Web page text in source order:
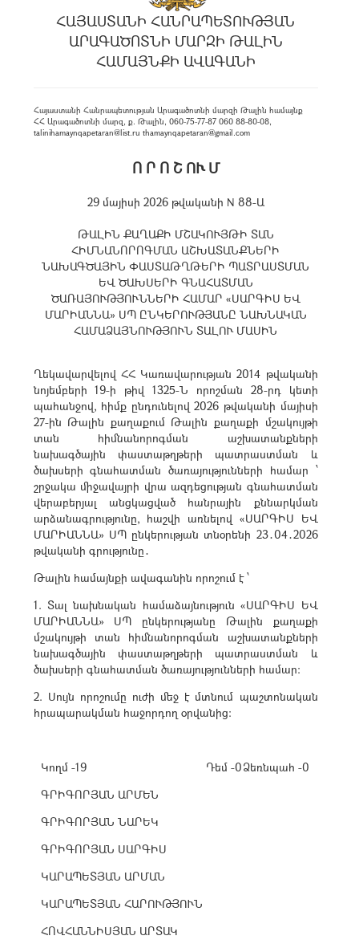
ՀԱՅԱՍՏԱՆԻ ՀԱՆՐԱՊԵՏՈՒԹՅԱՆ
ԱՐԱԳԱԾՈՏՆԻ ՄԱՐԶԻ ԹԱԼԻՆ
ՀԱՄԱՅՆՔԻ ԱՎԱԳԱՆԻ
Հայաստանի Հանրապետության Արագածոտնի մարզի Թալին համայնք
ՀՀ Արագածոտնի մարզ, ք. Թալին, 060-75-77-87 060 88-80-08,
talinihamaynqapetaran@list.ru thamaynqapetaran@gmail.com
Ո Ր Ո Շ ՈՒ Մ
29 մայիսի 2026 թվականի N 88-Ա
ԹԱԼԻՆ ՔԱՂԱՔԻ ՄՇԱԿՈՒՅԹԻ ՏԱՆ
ՀԻՄՆԱՆՈՐՈԳՄԱՆ ԱՇԽԱՏԱՆՔՆԵՐԻ
ՆԱԽԱԳԾԱՅԻՆ ՓԱՍՏԱԹՂԹԵՐԻ ՊԱՏՐԱՍՏՄԱՆ
ԵՎ ԾԱԽՍԵՐԻ ԳՆԱՀԱՏՄԱՆ
ԾԱՌԱՅՈՒԹՅՈՒՆՆԵՐԻ ՀԱՄԱՐ «ՍԱՐԳԻՍ ԵՎ
ՄԱՐԻԱՆՆԱ» ՍՊ ԸՆԿԵՐՈՒԹՅԱՆԸ ՆԱԽՆԱԿԱՆ
ՀԱՄԱՁԱՅՆՈՒԹՅՈՒՆ ՏԱԼՈՒ ՄԱՍԻՆ
Ղեկավարվելով ՀՀ Կառավարության 2014 թվականի
նոյեմբերի 19-ի թիվ 1325-Ն որոշման 28-րդ կետի
պահանջով, հիմք ընդունելով 2026 թվականի մայիսի
27-ին Թալին քաղաքում Թալին քաղաքի մշակույթի
տան հիմնանորոգման աշխատանքների
նախագծային փաստաթղթերի պատրաստման և
ծախսերի գնահատման ծառայությունների համար ՝
շրջակա միջավայրի վրա ազդեցության գնահատման
վերաբերյալ անցկացված հանրային քննարկման
արձանագրությունը, հաշվի առնելով «ՍԱՐԳԻՍ ԵՎ
ՄԱՐԻԱՆՆԱ» ՍՊ ընկերության տնօրենի 23․04․2026
թվականի գրությունը․
Թալին համայնքի ավագանին որոշում է ՝
1. Տալ նախնական համաձայնություն «ՍԱՐԳԻՍ ԵՎ
ՄԱՐԻԱՆՆԱ» ՍՊ ընկերությանը Թալին քաղաքի
մշակույթի տան հիմնանորոգման աշխատանքների
նախագծային փաստաթղթերի պատրաստման և
ծախսերի գնահատման ծառայությունների համար:
2. Սույն որոշումը ուժի մեջ է մտնում պաշտոնական
հրապարակման հաջորդող օրվանից։
Կողմ -19
ԳՐԻԳՈՐՅԱՆ ԱՐՄԵՆ
ԳՐԻԳՈՐՅԱՆ ՆԱՐԵԿ
ԳՐԻԳՈՐՅԱՆ ՍԱՐԳԻՍ
ԿԱՐԱՊԵՏՅԱՆ ԱՐՄԱՆ
ԿԱՐԱՊԵՏՅԱՆ ՀԱՐՈՒԹՅՈՒՆ
ՀՈՎՀԱՆՆԻՍՅԱՆ ԱՐՏԱԿ
Դեմ -0Ձեռնպահ -0